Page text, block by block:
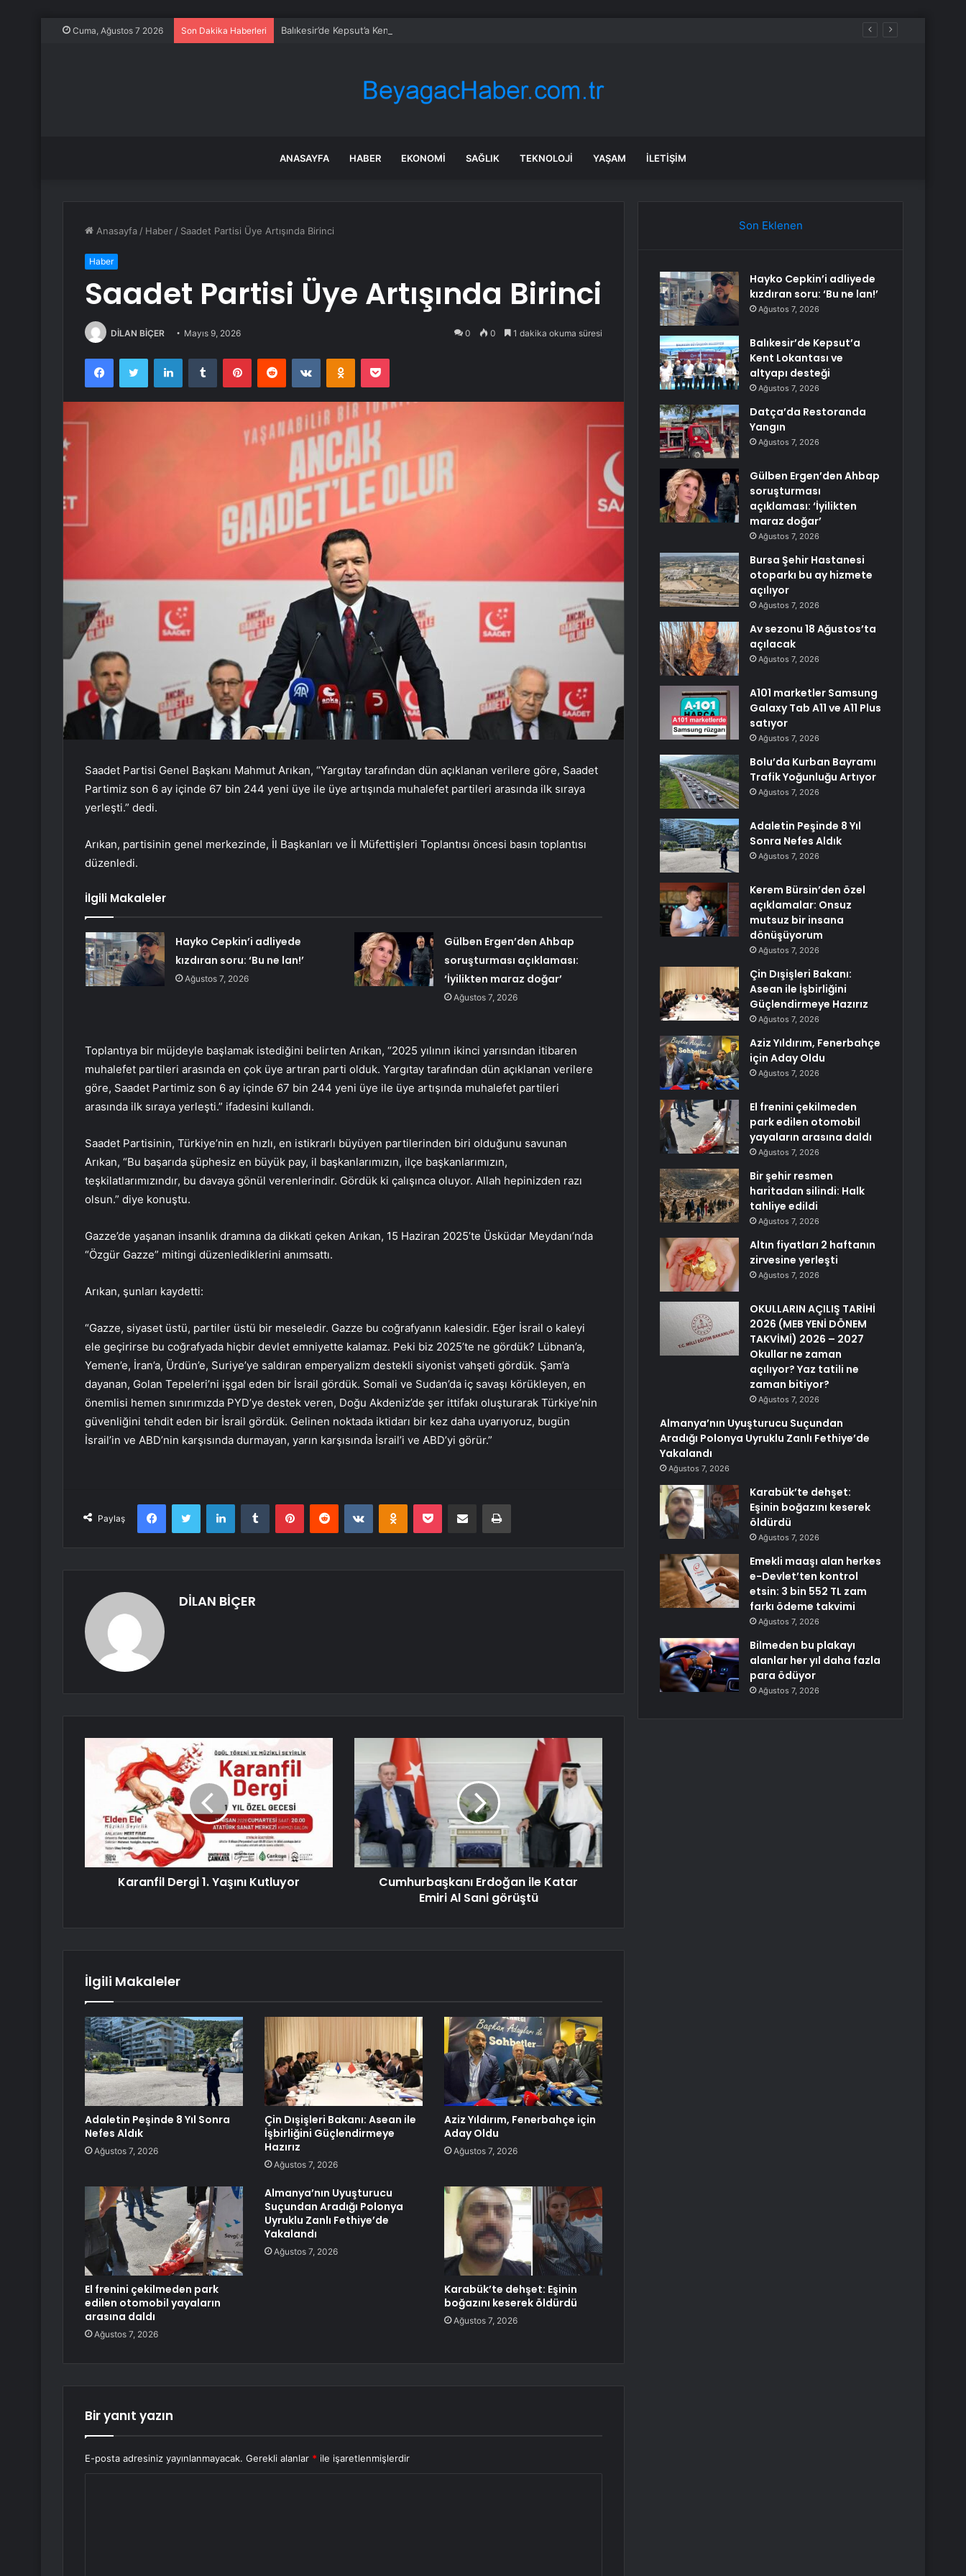
Cuma, Ağustos 7 2026 Son Dakika Haberleri Balıkesir’de Kepsut’a Kent Lokantası ve altyapı desteği
ANASAYFA HABER EKONOMI SAĞLIK TEKNOLOJI YAŞAM İLETIŞIM
Anasayfa / Haber / Saadet Partisi Üye Artışında Birinci
Haber
Saadet Partisi Üye Artışında Birinci
DİLAN BİÇER Mayıs 9, 2026 0 0 1 dakika okuma süresi
FacebookTwitter LinkedInTumblr PinterestReddit VKontakteOdnoklassniki
Pocket
Saadet Partisi Genel Başkanı Mahmut Arıkan, “Yargıtay tarafından dün açıklanan verilere göre, Saadet
Partimiz son 6 ay içinde 67 bin 244 yeni üye ile üye artışında muhalefet partileri arasında ilk sıraya
yerleşti.” dedi.
Arıkan, partisinin genel merkezinde, İl Başkanları ve İl Müfettişleri Toplantısı öncesi basın toplantısı
düzenledi.
İlgili Makaleler
Hayko Cepkin’i adliyede
kızdıran soru: ‘Bu ne lan!’
Ağustos 7, 2026
Gülben Ergen’den Ahbap
soruşturması açıklaması:
‘İyilikten maraz doğar’
Ağustos 7, 2026
Toplantıya bir müjdeyle başlamak istediğini belirten Arıkan, “2025 yılının ikinci yarısından itibaren
muhalefet partileri arasında en çok üye artıran parti olduk. Yargıtay tarafından dün açıklanan verilere
göre, Saadet Partimiz son 6 ay içinde 67 bin 244 yeni üye ile üye artışında muhalefet partileri
arasında ilk sıraya yerleşti.” ifadesini kullandı.
Saadet Partisinin, Türkiye’nin en hızlı, en istikrarlı büyüyen partilerinden biri olduğunu savunan
Arıkan, “Bu başarıda şüphesiz en büyük pay, il başkanlarımızın, ilçe başkanlarımızın,
teşkilatlarımızındır, bu davaya gönül verenlerindir. Gördük ki çalışınca oluyor. Allah hepinizden razı
olsun.” diye konuştu.
Gazze’de yaşanan insanlık dramına da dikkati çeken Arıkan, 15 Haziran 2025’te Üsküdar Meydanı’nda
“Özgür Gazze” mitingi düzenlediklerini anımsattı.
Arıkan, şunları kaydetti:
“Gazze, siyaset üstü, partiler üstü bir meseledir. Gazze bu coğrafyanın kalesidir. Eğer İsrail o kaleyi
ele geçirirse bu coğrafyada hiçbir devlet emniyette kalamaz. Peki biz 2025’te ne gördük? Lübnan’a,
Yemen’e, İran’a, Ürdün’e, Suriye’ye saldıran emperyalizm destekli siyonist vahşeti gördük. Şam’a
dayanan, Golan Tepeleri’ni işgal eden bir İsrail gördük. Somali ve Sudan’da iç savaşı körükleyen, en
önemlisi hemen sınırımızda PYD’ye destek veren, Doğu Akdeniz’de şer ittifakı oluşturarak Türkiye’nin
güvenliğini tehdit eden bir İsrail gördük. Gelinen noktada iktidarı bir kez daha uyarıyoruz, bugün
İsrail’in ve ABD’nin karşısında durmayan, yarın karşısında İsrail’i ve ABD’yi görür.”
Paylaş
FacebookTwitter LinkedInTumblr PinterestReddit VKontakteOdnoklassniki
Pocket E-Posta ile paylaş Yazdır
DİLAN BİÇER
Karanfil Dergi 1. Yaşını Kutluyor
Cumhurbaşkanı Erdoğan ile Katar
Emiri Al Sani görüştü
İlgili Makaleler
Adaletin Peşinde 8 Yıl Sonra
Nefes Aldık
Ağustos 7, 2026
Çin Dışişleri Bakanı: Asean ile
İşbirliğini Güçlendirmeye
Hazırız
Ağustos 7, 2026
Aziz Yıldırım, Fenerbahçe için
Aday Oldu
Ağustos 7, 2026
El frenini çekilmeden park
edilen otomobil yayaların
arasına daldı
Ağustos 7, 2026
Almanya’nın Uyuşturucu
Suçundan Aradığı Polonya
Uyruklu Zanlı Fethiye’de
Yakalandı
Ağustos 7, 2026
Karabük’te dehşet: Eşinin
boğazını keserek öldürdü
Ağustos 7, 2026
Bir yanıt yazın
E-posta adresiniz yayınlanmayacak. Gerekli alanlar * ile işaretlenmişlerdir
Son Eklenen
Hayko Cepkin’i adliyede
kızdıran soru: ‘Bu ne lan!’
Ağustos 7, 2026
Balıkesir’de Kepsut’a
Kent Lokantası ve
altyapı desteği
Ağustos 7, 2026
Datça’da Restoranda
Yangın
Ağustos 7, 2026
Gülben Ergen’den Ahbap
soruşturması
açıklaması: ‘İyilikten
maraz doğar’
Ağustos 7, 2026
Bursa Şehir Hastanesi
otoparkı bu ay hizmete
açılıyor
Ağustos 7, 2026
Av sezonu 18 Ağustos’ta
açılacak
Ağustos 7, 2026
A101 marketler Samsung
Galaxy Tab A11 ve A11 Plus
satıyor
Ağustos 7, 2026
Bolu’da Kurban Bayramı
Trafik Yoğunluğu Artıyor
Ağustos 7, 2026
Adaletin Peşinde 8 Yıl
Sonra Nefes Aldık
Ağustos 7, 2026
Kerem Bürsin’den özel
açıklamalar: Onsuz
mutsuz bir insana
dönüşüyorum
Ağustos 7, 2026
Çin Dışişleri Bakanı:
Asean ile İşbirliğini
Güçlendirmeye Hazırız
Ağustos 7, 2026
Aziz Yıldırım, Fenerbahçe
için Aday Oldu
Ağustos 7, 2026
El frenini çekilmeden
park edilen otomobil
yayaların arasına daldı
Ağustos 7, 2026
Bir şehir resmen
haritadan silindi: Halk
tahliye edildi
Ağustos 7, 2026
Altın fiyatları 2 haftanın
zirvesine yerleşti
Ağustos 7, 2026
OKULLARIN AÇILIŞ TARİHİ
2026 (MEB YENİ DÖNEM
TAKVİMİ) 2026 – 2027
Okullar ne zaman
açılıyor? Yaz tatili ne
zaman bitiyor?
Ağustos 7, 2026
Almanya’nın Uyuşturucu Suçundan
Aradığı Polonya Uyruklu Zanlı Fethiye’de
Yakalandı
Ağustos 7, 2026
Karabük’te dehşet:
Eşinin boğazını keserek
öldürdü
Ağustos 7, 2026
Emekli maaşı alan herkes
e-Devlet’ten kontrol
etsin: 3 bin 552 TL zam
farkı ödeme takvimi
Ağustos 7, 2026
Bilmeden bu plakayı
alanlar her yıl daha fazla
para ödüyor
Ağustos 7, 2026